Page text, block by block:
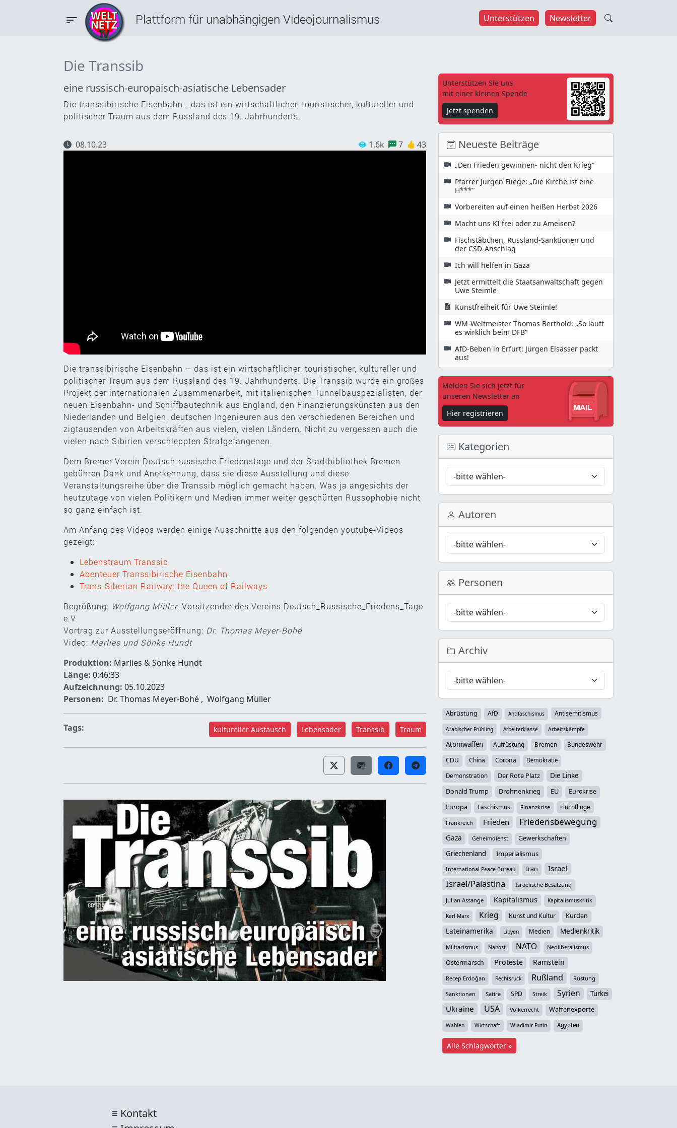
Plattform für unabhängigen Videojournalismus Unterstützen Newsletter
Die Transsib
eine russisch-europäisch-asiatische Lebensader
Die transsibirische Eisenbahn - das ist ein wirtschaftlicher, touristischer, kultureller und
politischer Traum aus dem Russland des 19. Jahrhunderts.
08.10.23 1.6k 7 43
Die transsibirische Eisenbahn – das ist ein wirtschaftlicher, touristischer, kultureller und
politischer Traum aus dem Russland des 19. Jahrhunderts. Die Transsib wurde ein großes
Projekt der internationalen Zusammenarbeit, mit italienischen Tunnelbauspezialisten, der
neuen Eisenbahn- und Schiffbautechnik aus England, den Finanzierungskünsten aus den
Niederlanden und Belgien, deutschen Ingenieuren aus den verschiedenen Bereichen und
zigtausenden von Arbeitskräften aus vielen, vielen Ländern. Nicht zu vergessen auch die
vielen nach Sibirien verschleppten Strafgefangenen.
Dem Bremer Verein Deutsch-russische Friedenstage und der Stadtbibliothek Bremen
gebühren Dank und Anerkennung, dass sie diese Ausstellung und diese
Veranstaltungsreihe über die Transsib möglich gemacht haben. Was ja angesichts der
heutzutage von vielen Politikern und Medien immer weiter geschürten Russophobie nicht
so ganz einfach ist.
Am Anfang des Videos werden einige Ausschnitte aus den folgenden youtube-Videos
gezeigt:
Lebenstraum Transsib
Abenteuer Transsibirische Eisenbahn
Trans-Siberian Railway: the Queen of Railways
Begrüßung: Wolfgang Müller, Vorsitzender des Vereins Deutsch_Russische_Friedens_Tage
e.V.
Vortrag zur Ausstellungseröffnung: Dr. Thomas Meyer-Bohé
Video: Marlies und Sönke Hundt
Produktion: Marlies & Sönke Hundt
Länge: 0:46:33
Aufzeichnung: 05.10.2023
Personen: Dr. Thomas Meyer-Bohé , Wolfgang Müller
Tags: kultureller Austausch Lebensader Transsib Traum
Unterstützen Sie uns
mit einer kleinen Spende
Jetzt spenden
Neueste Beiträge
„Den Frieden gewinnen- nicht den Krieg“
Pfarrer Jürgen Fliege: „Die Kirche ist eine
H***“
Vorbereiten auf einen heißen Herbst 2026
Macht uns KI frei oder zu Ameisen?
Fischstäbchen, Russland-Sanktionen und
der CSD-Anschlag
Ich will helfen in Gaza
Jetzt ermittelt die Staatsanwaltschaft gegen
Uwe Steimle
Kunstfreiheit für Uwe Steimle!
WM-Weltmeister Thomas Berthold: „So läuft
es wirklich beim DFB“
AfD-Beben in Erfurt: Jürgen Elsässer packt
aus!
Melden Sie sich jetzt für
unseren Newsletter an
Hier registrieren
Kategorien
Autoren
Personen
Archiv
Abrüstung AfD Antifaschismus Antisemitismus
Arabischer Frühling Arbeiterklasse Arbeitskämpfe
Atomwaffen Aufrüstung Bremen Bundeswehr
CDU China Corona Demokratie
Demonstration Der Rote Platz
Die Linke
Donald Trump
Drohnenkrieg EU
Eurokrise
Europa
Faschismus Finanzkrise Flüchtlinge
Frankreich Frieden Friedensbewegung
Gaza Geheimdienst Gewerkschaften
Griechenland Imperialismus
International Peace Bureau Iran Israel
Israel/Palästina Israelische Besatzung
Julian Assange Kapitalismus Kapitalismuskritik
Karl Marx Krieg Kunst und Kultur Kurden
Lateinamerika Libyen Medien Medienkritik
Militarismus Nahost NATO Neoliberalismus
Ostermarsch Proteste Ramstein
Recep Erdoğan Rechtsruck Rußland Rüstung
Sanktionen Satire SPD Streik Syrien Türkei
Ukraine USA Völkerrecht Waffenexporte
Wahlen Wirtschaft Wladimir Putin Ägypten
Alle Schlagwörter »
Kontakt